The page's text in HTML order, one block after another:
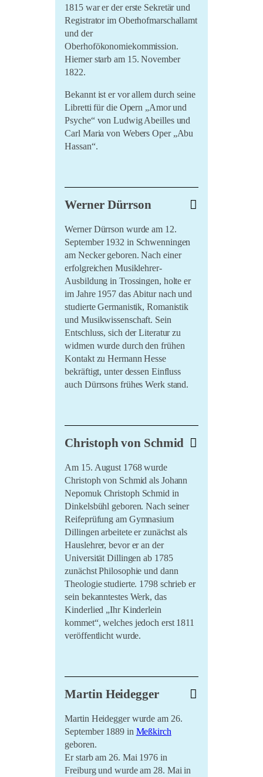
Literatursommer 20/21
Umsonst und Draussen
1815 war er der erste Sekretär und
Registrator im Oberhofmarschallamt
und der
Oberhofökonomiekommission.
Hiemer starb am 15. November
1822.
Bekannt ist er vor allem durch seine
Libretti für die Opern „Amor und
Psyche“ von Ludwig Abeilles und
Carl Maria von Webers Oper „Abu
Hassan“.
Werner Dürrson
Werner Dürrson wurde am 12.
September 1932 in Schwenningen
am Necker geboren. Nach einer
erfolgreichen Musiklehrer-
Ausbildung in Trossingen, holte er
im Jahre 1957 das Abitur nach und
studierte Germanistik, Romanistik
und Musikwissenschaft. Sein
Entschluss, sich der Literatur zu
widmen wurde durch den frühen
Kontakt zu Hermann Hesse
bekräftigt, unter dessen Einfluss
auch Dürrsons frühes Werk stand.
In diesem kurzen Video erfahren Sie
mehr über ihn:
1963 arbeitete er zunächst
als Dozent an der Universität in
Poitiers, von 1968 bis 1978 dann in
Zürich. Fortan lebte er als freier
Schriftsteller und Übersetzer, der
Lyrik, Erzählungen und Essays
verfasste und aus dem
Französischen übersetzte. Er zog im
Jahre 1983 nach Neufra
beiRiedlingen, wo er bis zu seinem
so unter anderem mit dem Schubart-
Literaturpreis.
Christoph von Schmid
Am 15. August 1768 wurde
Christoph von Schmid als Johann
Nepomuk Christoph Schmid in
Dinkelsbühl geboren. Nach seiner
Reifeprüfung am Gymnasium
Dillingen arbeitete er zunächst als
Hauslehrer, bevor er an der
Universität Dillingen ab 1785
zunächst Philosophie und dann
Theologie studierte. 1798 schrieb er
sein bekanntestes Werk, das
Kinderlied „Ihr Kinderlein
kommet“, welches jedoch erst 1811
veröffentlicht wurde.
Seine Priesterweihe empfing er im
Jahre 1791, woraufhin er eine Stelle
Mindelheimer Stadtteil
Nassenbeuren antrat. 1795 nahm er
eine Stelle als Kaplan in Seeg an
und wurde ein Jahr später Benefiziat
und Schuldirektor in Thannhausen,
Martin Heidegger
Martin Heidegger wurde am 26.
September 1889 in Meßkirch
geboren.
Er starb am 26. Mai 1976 in
Freiburg und wurde am 28. Mai in